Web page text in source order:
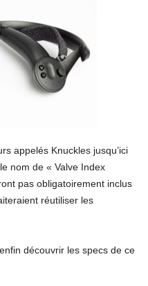
appelés Knuckles jusqu’ici
nom de « Valve Index
pas obligatoirement inclus
réutiliser les
découvrir les specs de ce